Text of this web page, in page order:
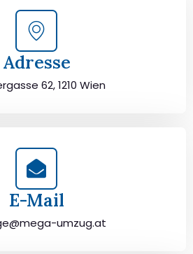
Adresse
62, 1210 Wien
E-Mail
umzug.at